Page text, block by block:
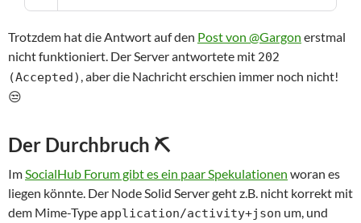
Trotzdem hat die Antwort auf den Post von @Gargon erstmal
nicht funktioniert. Der Server antwortete mit 202
(Accepted) , aber die Nachricht erschien immer noch nicht!
😒
Der Durchbruch ⛏
ImSocialHub Forum gibt es ein paar Spekulationen woran es
liegen könnte. Der Node Solid Server geht z.B. nicht korrekt mit
dem Mime-Type application/activity+json um, und